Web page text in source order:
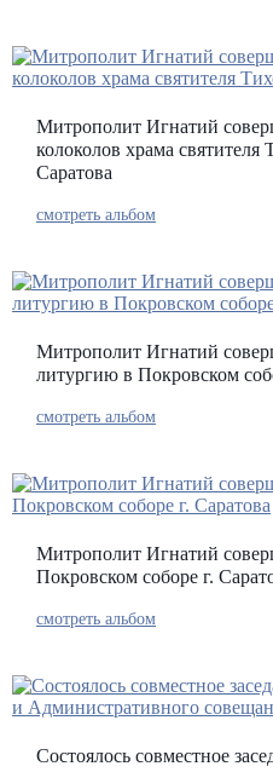
Митрополит Игнатий
колоколов храма святителя
Саратова
смотреть альбом
Митрополит Игнатий
литургию в Покровском
смотреть альбом
Митрополит Игнатий
Покровском соборе г.
смотреть альбом
Состоялось совместное